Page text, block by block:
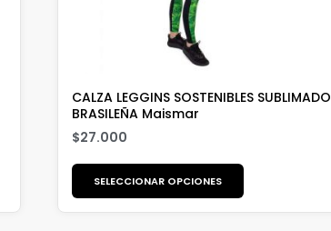
CALZA LEGGINS SOSTENIBLES SUBLIMADO
BRASILEÑA Maismar
$27.000
SELECCIONAR OPCIONES